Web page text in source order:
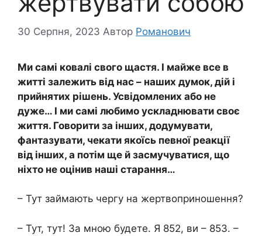
30 Серпня, 2023 Автор Романович
Ми самі ковалі свого щастя. І майже все в
житті залежить від нас – наших думок, дій і
прийнятих рішень. Усвідомлених або не
дуже… І ми самі любимо ускладнювати своє
життя. Говорити за інших, додумувати,
фантазувати, чекати якоїсь певної реакції
від інших, а потім ще й засмучуватися, що
ніхто не оцінив наші старання…
– Тут займають чергу на жертвоприношення?
– Тут, тут! За мною будете. Я 852, ви – 853. –